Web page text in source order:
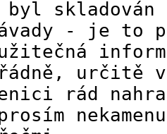
byl
- je to
určitě
rád